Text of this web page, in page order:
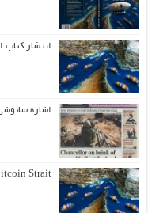
انتشار کتاب
اشاره
Strait